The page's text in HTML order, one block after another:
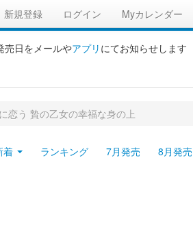
新規登録 ログイン Myカレンダー
売日をメールやアプリ にてお知らせします
恋う 贄の乙女の幸福な身の上
着 ランキング 7月発売 8月発売